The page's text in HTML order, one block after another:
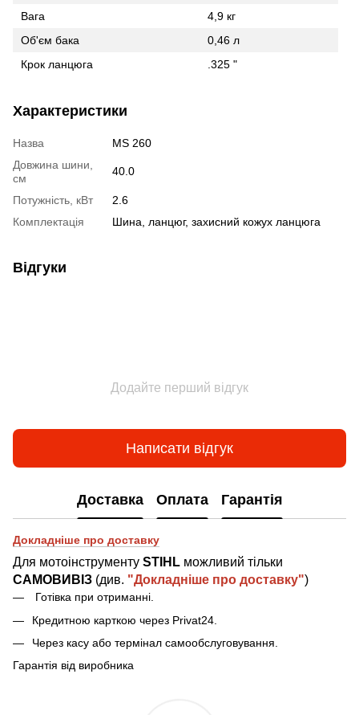
Вага
4,9 кг
Об'єм бака
0,46 л
Крок ланцюга
.325 "
Характеристики
Назва
MS 260
Довжина шини,
см
40.0
Потужність, кВт
2.6
Комплектація
Шина, ланцюг, захисний кожух ланцюга
Відгуки
Додайте перший відгук
Написати відгук
Доставка Оплата Гарантія
Докладніше про доставку
Для мотоінструменту STIHL можливий тільки
САМОВИВІЗ (див. "Докладніше про доставку")
Готівка при отриманні
Кредитною карткою через Privat24.
Через касу або термінал самообслуговування.
Гарантія від виробника